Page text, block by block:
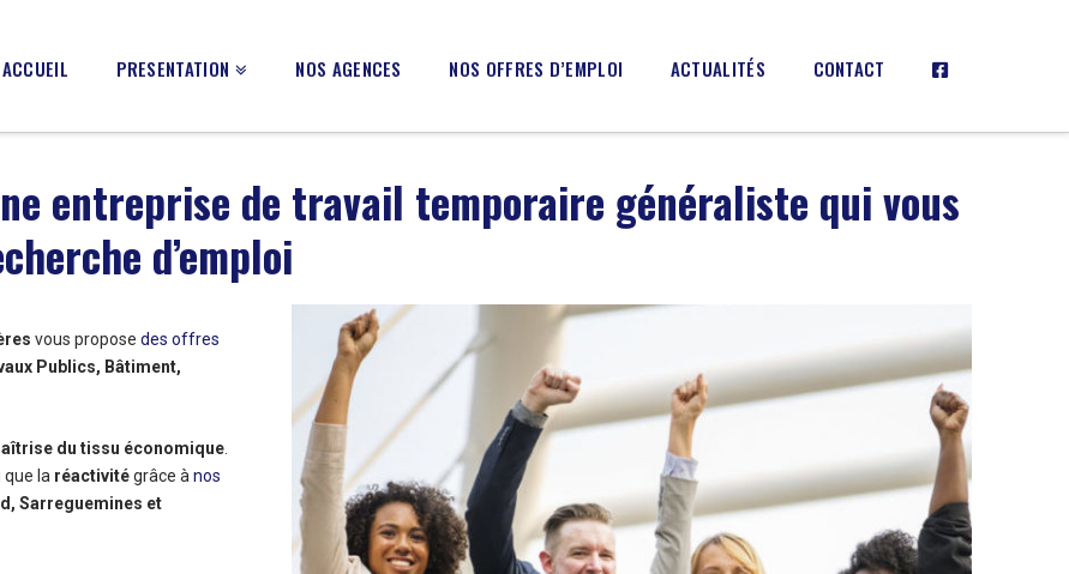
ACCUEIL PRESENTATION NOS AGENCES NOS OFFRES D’EMPLOI ACTUALITÉS CONTACT
entreprise de travail temporaire généraliste qui vous
d’emploi
vous propose des offres
Publics, Bâtiment,
du tissu économique.
la réactivitégrâce à nos
Sarreguemines et